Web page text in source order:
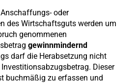
oder
des Wirtschaftsguts werden um
genommenen
gewinnmindernd
darf die Herabsetzung nicht
Dieser
buchmäßig zu erfassen und